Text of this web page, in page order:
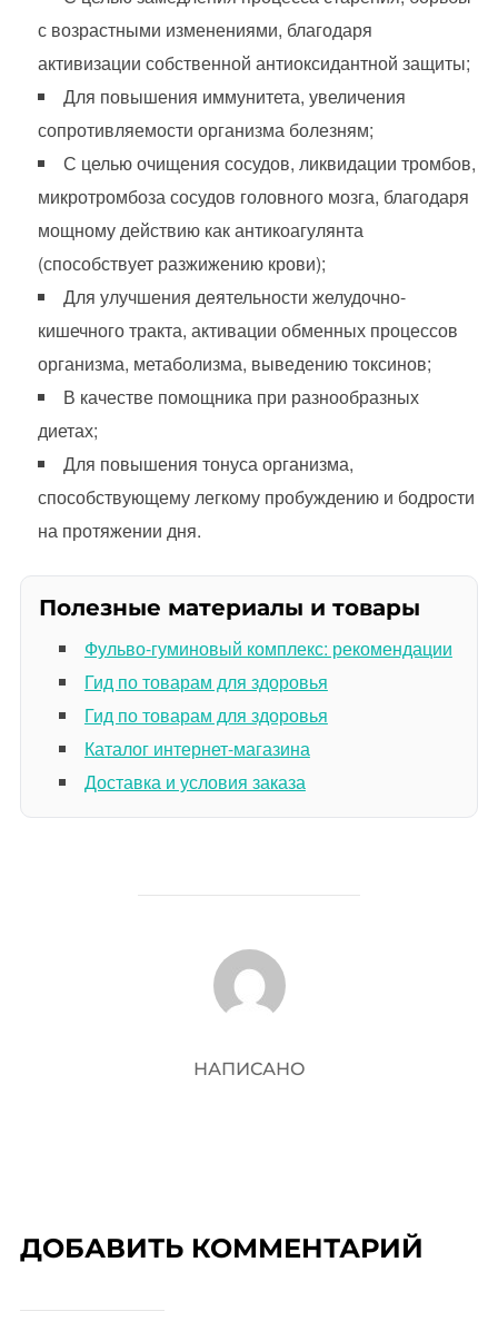
с возрастными изменениями, благодаря
активизации собственной антиоксидантной защиты;
Для повышения иммунитета, увеличения
сопротивляемости организма болезням;
С целью очищения сосудов, ликвидации тромбов,
микротромбоза сосудов головного мозга, благодаря
мощному действию как антикоагулянта
(способствует разжижению крови);
Для улучшения деятельности желудочно-
кишечного тракта, активации обменных процессов
организма, метаболизма, выведению токсинов;
В качестве помощника при разнообразных
диетах;
Для повышения тонуса организма,
способствующему легкому пробуждению и бодрости
на протяжении дня.
Полезные материалы и товары
Фульво-гуминовый комплекс: рекомендации
Гид по товарам для здоровья
Гид по товарам для здоровья
Каталог интернет-магазина
Доставка и условия заказа
АВТОР ЗАПИСИ
НАПИСАНО
ДОБАВИТЬ КОММЕНТАРИЙ